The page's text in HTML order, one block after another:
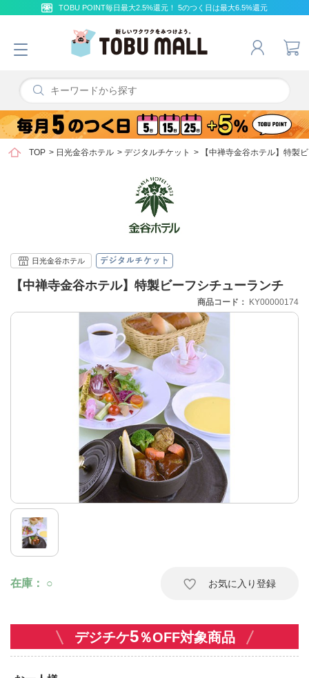
TOBU POINT毎日最大2.5%還元！ 5のつく日は最大6.5%還元
TOP > 日光金谷ホテル > デジタルチケット > 【中禅寺金谷ホテル】特製
【中禅寺金谷ホテル】特製ビーフシチューランチ
日光金谷ホテル
在庫 ○ お気に入り登録
商品コード KY00000174
デジチケ5％OFF対象商品